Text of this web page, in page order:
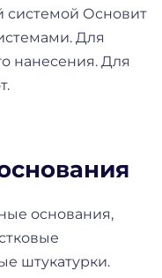
системой Основит
Для
нанесения. Для
основания,
штукатурки.